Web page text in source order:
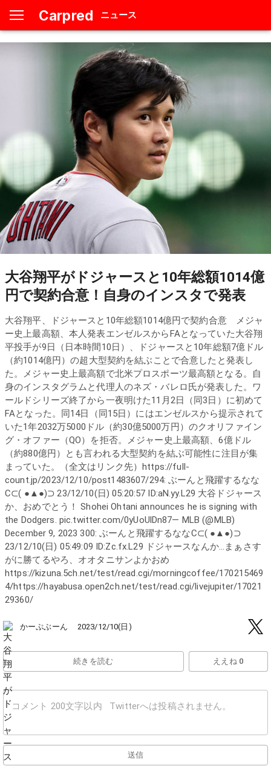
Carpred ニュース
大谷翔平がドジャースと10年総額1014億
円で契約合意！自身のインスタで発表
大谷翔平、ドジャースと10年総額1014億円で契約合意 メジャ
ー史上最高額、本人発表エンゼルスからFAとなっていた大谷翔
平投手が9日（日本時間10日）、ドジャースと10年総額7億ドル
（約1014億円）の超大型契約を結ぶことで合意したと発表し
た。メジャー史上最高額で北米プロスポーツ最高額となる。自
身のインスタグラムと代理人のネズ・バレロ氏が発表した。ワ
ールドシリーズ終了から一夜明けた11月2日（同3日）に初めて
FAとなった。同14日（同15日）にはエンゼルスから提示されて
いた1年2032万5000ドル（約30億5000万円）のクオリファイン
グ・オファー（QO）を拒否。メジャー史上最高額、6億ドル
（約880億円）とも言われる大型契約を結ぶ可能性に注目が集
まっていた。（全文はリンク先）https://full-
count.jp/2023/12/10/post1483607/294: ぶーんと飛躍するなな
C⊂( ●▲●)⊃ 23/12/10(日) 05:20:57 ID:aN.yy.L29 大谷ドジャース
か、おめでとう！ Shohei Ohtani announces he is signing with
the Dodgers. pic.twitter.com/0yUoUlDn87— MLB (@MLB)
December 9, 2023 300: ぶーんと飛躍するななC⊂( ●▲●)⊃
23/12/10(日) 05:49:09 ID:Zc.fx.L29 ドジャースなんか...まぁさす
がに勝てるやろ、オオタニサンよかおめ
https://kizuna.5ch.net/test/read.cgi/morningcoffee/170215469
4/https://hayabusa.open2ch.net/test/read.cgi/livejupiter/17021
29360/
かーぷぶーん 2023/12/10(日)
続きを読む ええね 0
送信